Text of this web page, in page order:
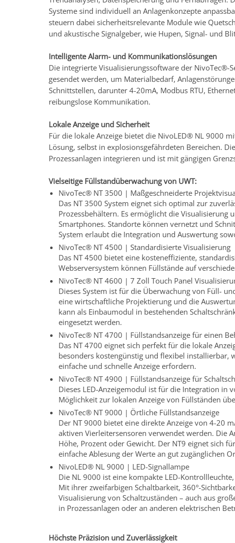
Systeme sind individuell an Anlagenkonzepte
steuern dabei sicherheitsrelevante Module wie
und akustische Signalgeber, wie Hupen, Signal- und
Intelligente Alarm- und Kommunikationslösungen
Die integrierte Visualisierungssoftware der NivoTec®-
gesendet werden, um Materialbedarf,
Schnittstellen, darunter 4-20mA, Modbus RTU,
reibungslose Kommunikation.
Lokale Anzeige und Sicherheit
Für die lokale Anzeige bietet die NivoLED® NL 9000
Lösung, selbst in explosionsgefährdeten Bereichen.
Prozessanlagen integrieren und ist mit gängigen
Vielseitige Füllstandüberwachung von UWT:
NivoTec® NT 3500 | Maßgeschneiderte
Das NT 3500 System eignet sich optimal zur
Prozessbehältern. Es ermöglicht die Visualisierung
Smartphones. Standorte können vernetzt und
System erlaubt die Integration und Auswertung
NivoTec® NT 4500 | Standardisierte Visualisierung
Das NT 4500 bietet eine kosteneffiziente,
Webserversystem können Füllstände auf
NivoTec® NT 4600 | 7 Zoll Touch Panel
Dieses System ist für die Überwachung von Füll-
eine wirtschaftliche Projektierung und die
kann als Einbaumodul in bestehenden
eingesetzt werden.
NivoTec® NT 4700 | Füllstandsanzeige für einen
Das NT 4700 eignet sich perfekt für die lokale
besonders kostengünstig und flexibel installierbar,
einfache und schnelle Anzeige erfordern.
NivoTec® NT 4900 | Füllstandsanzeige für
Dieses LED-Anzeigemodul ist für die Integration in
Möglichkeit zur lokalen Anzeige von Füllständen
NivoTec® NT 9000 | Örtliche Füllstandsanzeige
Der NT 9000 bietet eine direkte Anzeige von 4-20
aktiven Vierleitersensoren verwendet werden. Die
Höhe, Prozent oder Gewicht. Der NT9 eignet sich
einfache Ablesung der Werte an gut zugänglichen
NivoLED® NL 9000 | LED-Signallampe
Die NL 9000 ist eine kompakte LED-
Mit ihrer zweifarbigen Schaltbarkeit, 360°-
Visualisierung von Schaltzuständen – auch aus
in Prozessanlagen oder an anderen elektrischen
Höchste Präzision und Zuverlässigkeit